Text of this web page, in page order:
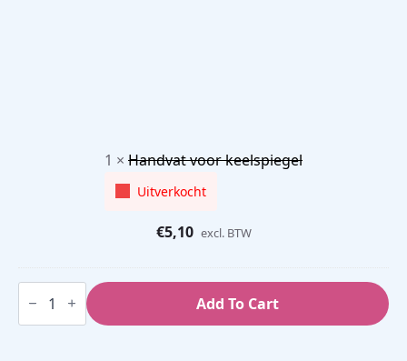
1 × Handvat voor keelspiegel
Uitverkocht
€5,10 excl. BTW
Keelspiegel
aantal Add To Cart